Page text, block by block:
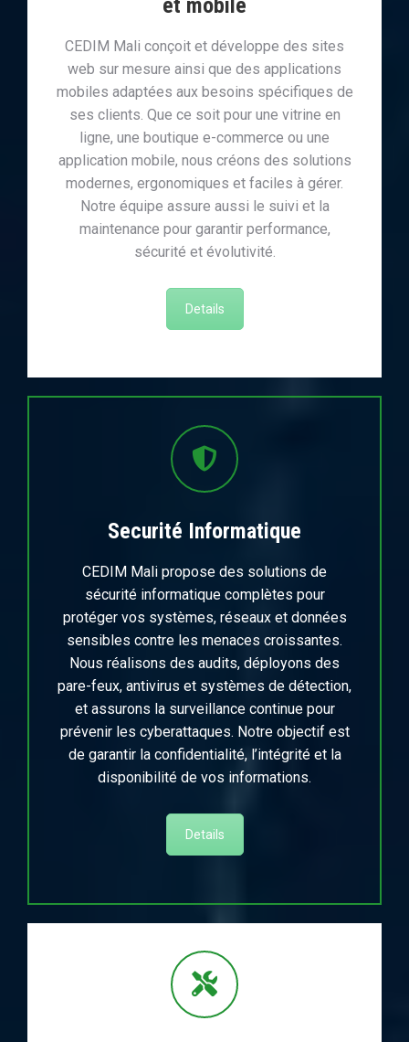
et mobile
CEDIM Mali conçoit et développe des sites
web sur mesure ainsi que des applications
mobiles adaptées aux besoins spécifiques de
ses clients. Que ce soit pour une vitrine en
ligne, une boutique e-commerce ou une
application mobile, nous créons des solutions
modernes, ergonomiques et faciles à gérer.
Notre équipe assure aussi le suivi et la
maintenance pour garantir performance,
sécurité et évolutivité.
Details
Securité Informatique
CEDIM Mali propose des solutions de
sécurité informatique complètes pour
protéger vos systèmes, réseaux et données
sensibles contre les menaces croissantes.
Nous réalisons des audits, déployons des
pare-feux, antivirus et systèmes de détection,
et assurons la surveillance continue pour
prévenir les cyberattaques. Notre objectif est
de garantir la confidentialité, l’intégrité et la
disponibilité de vos informations.
Details